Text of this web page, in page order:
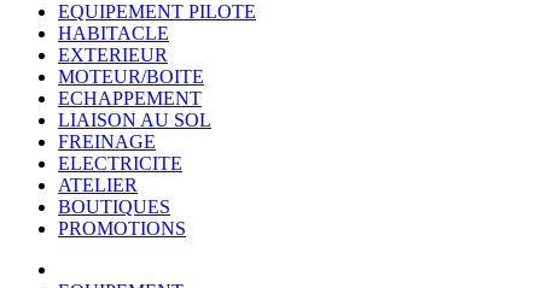
EQUIPEMENT PILOTE
HABITACLE
EXTERIEUR
MOTEUR/BOITE
ECHAPPEMENT
LIAISON AU SOL
FREINAGE
ELECTRICITE
ATELIER
BOUTIQUES
PROMOTIONS